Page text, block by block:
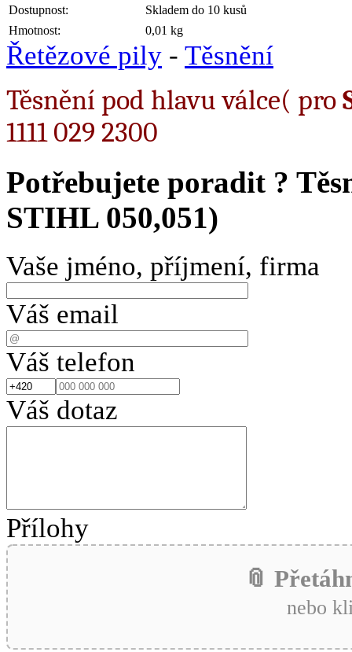
Dostupnost:
Skladem do 10 kusů
Hmotnost:
0,01 kg
Řetězové pily - Těsnění
Těsnění pod hlavu válce( pro
1111 029 2300
Potřebujete poradit ?
STIHL 050,051)
Vaše jméno, příjmení, firma
Váš email
Váš telefon
Váš dotaz
Přílohy
📎
nebo